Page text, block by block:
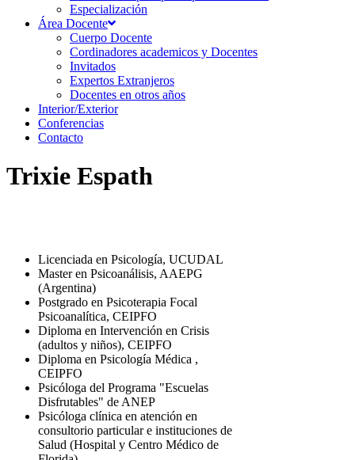
Especialización
Área Docente
Cuerpo Docente
Cordinadores academicos y Docentes
Invitados
Expertos Extranjeros
Docentes en otros años
Interior/Exterior
Conferencias
Contacto
Trixie Espath
Licenciada en Psicología, UCUDAL
Master en Psicoanálisis, AAEPG
(Argentina)
Postgrado en Psicoterapia Focal
Psicoanalítica, CEIPFO
Diploma en Intervención en Crisis
(adultos y niños), CEIPFO
Diploma en Psicología Médica ,
CEIPFO
Psicóloga del Programa "Escuelas
Disfrutables" de ANEP
Psicóloga clínica en atención en
consultorio particular e instituciones de
Salud (Hospital y Centro Médico de